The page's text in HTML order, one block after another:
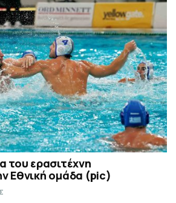
του ερασιτέχνη
Εθνική ομάδα (pic)